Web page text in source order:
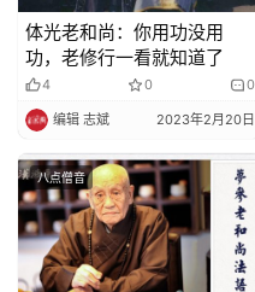
体光老和尚：你用功没用
功，老修行一看就知道了
4 0 0
编辑 志斌 2023年2月20日
八点僧音